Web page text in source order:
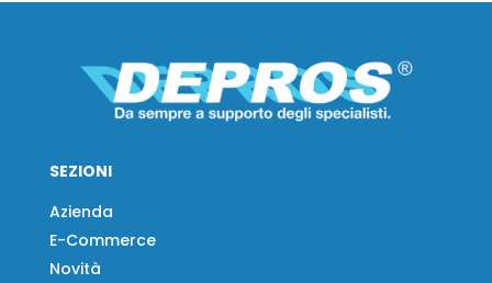
SEZIONI
Azienda
E-Commerce
Novità